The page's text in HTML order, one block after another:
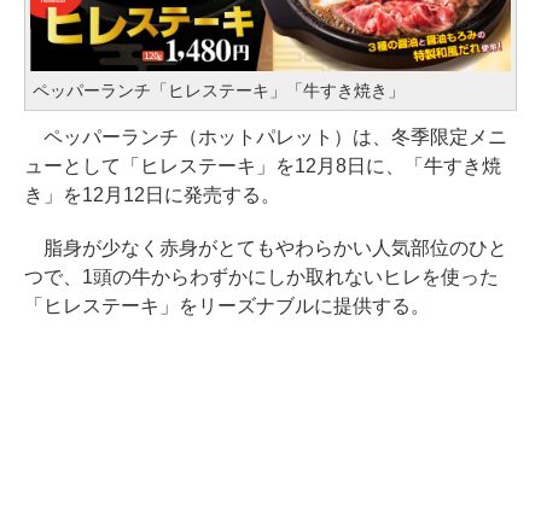
ペッパーランチ「ヒレステーキ」「牛すき焼き」
ペッパーランチ（ホットパレット）は、冬季限定メニ
ューとして「ヒレステーキ」を12月8日に、「牛すき焼
き」を12月12日に発売する。
脂身が少なく赤身がとてもやわらかい人気部位のひと
つで、1頭の牛からわずかにしか取れないヒレを使った
「ヒレステーキ」をリーズナブルに提供する。